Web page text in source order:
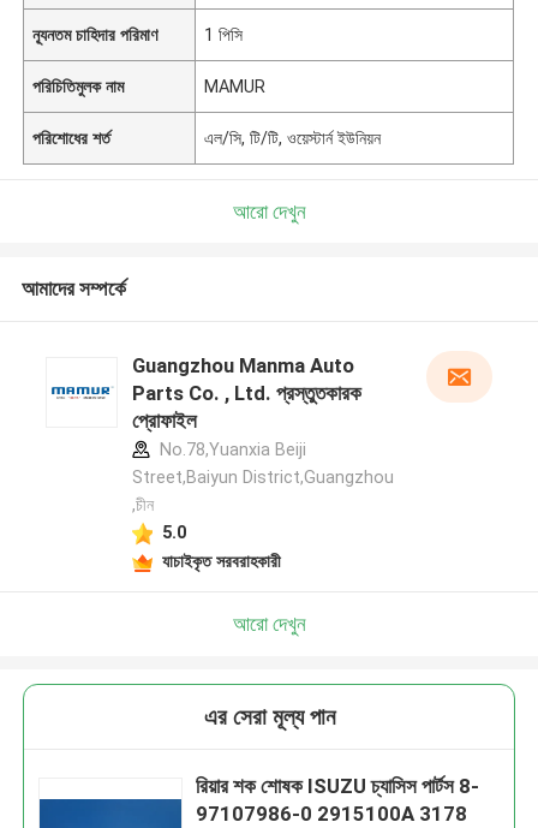
ন্যূনতম চাহিদার পরিমাণ 1 পিসি
পরিচিতিমুলক নাম MAMUR
পরিশোধের শর্ত এল/সি, টি/টি, ওয়েস্টার্ন ইউনিয়ন
আরো দেখুন
আমাদের সম্পর্কে
Guangzhou Manma Auto
Parts Co. , Ltd. প্রস্তুতকারক
প্রোফাইল
No.78,Yuanxia Beiji
Street,Baiyun District,Guangzhou
,চীন
5.0
যাচাইকৃত সরবরাহকারী
আরো দেখুন
এর সেরা মূল্য পান
রিয়ার শক শোষক ISUZU চ্যাসিস পার্টস 8-
97107986-0 2915100A 3178